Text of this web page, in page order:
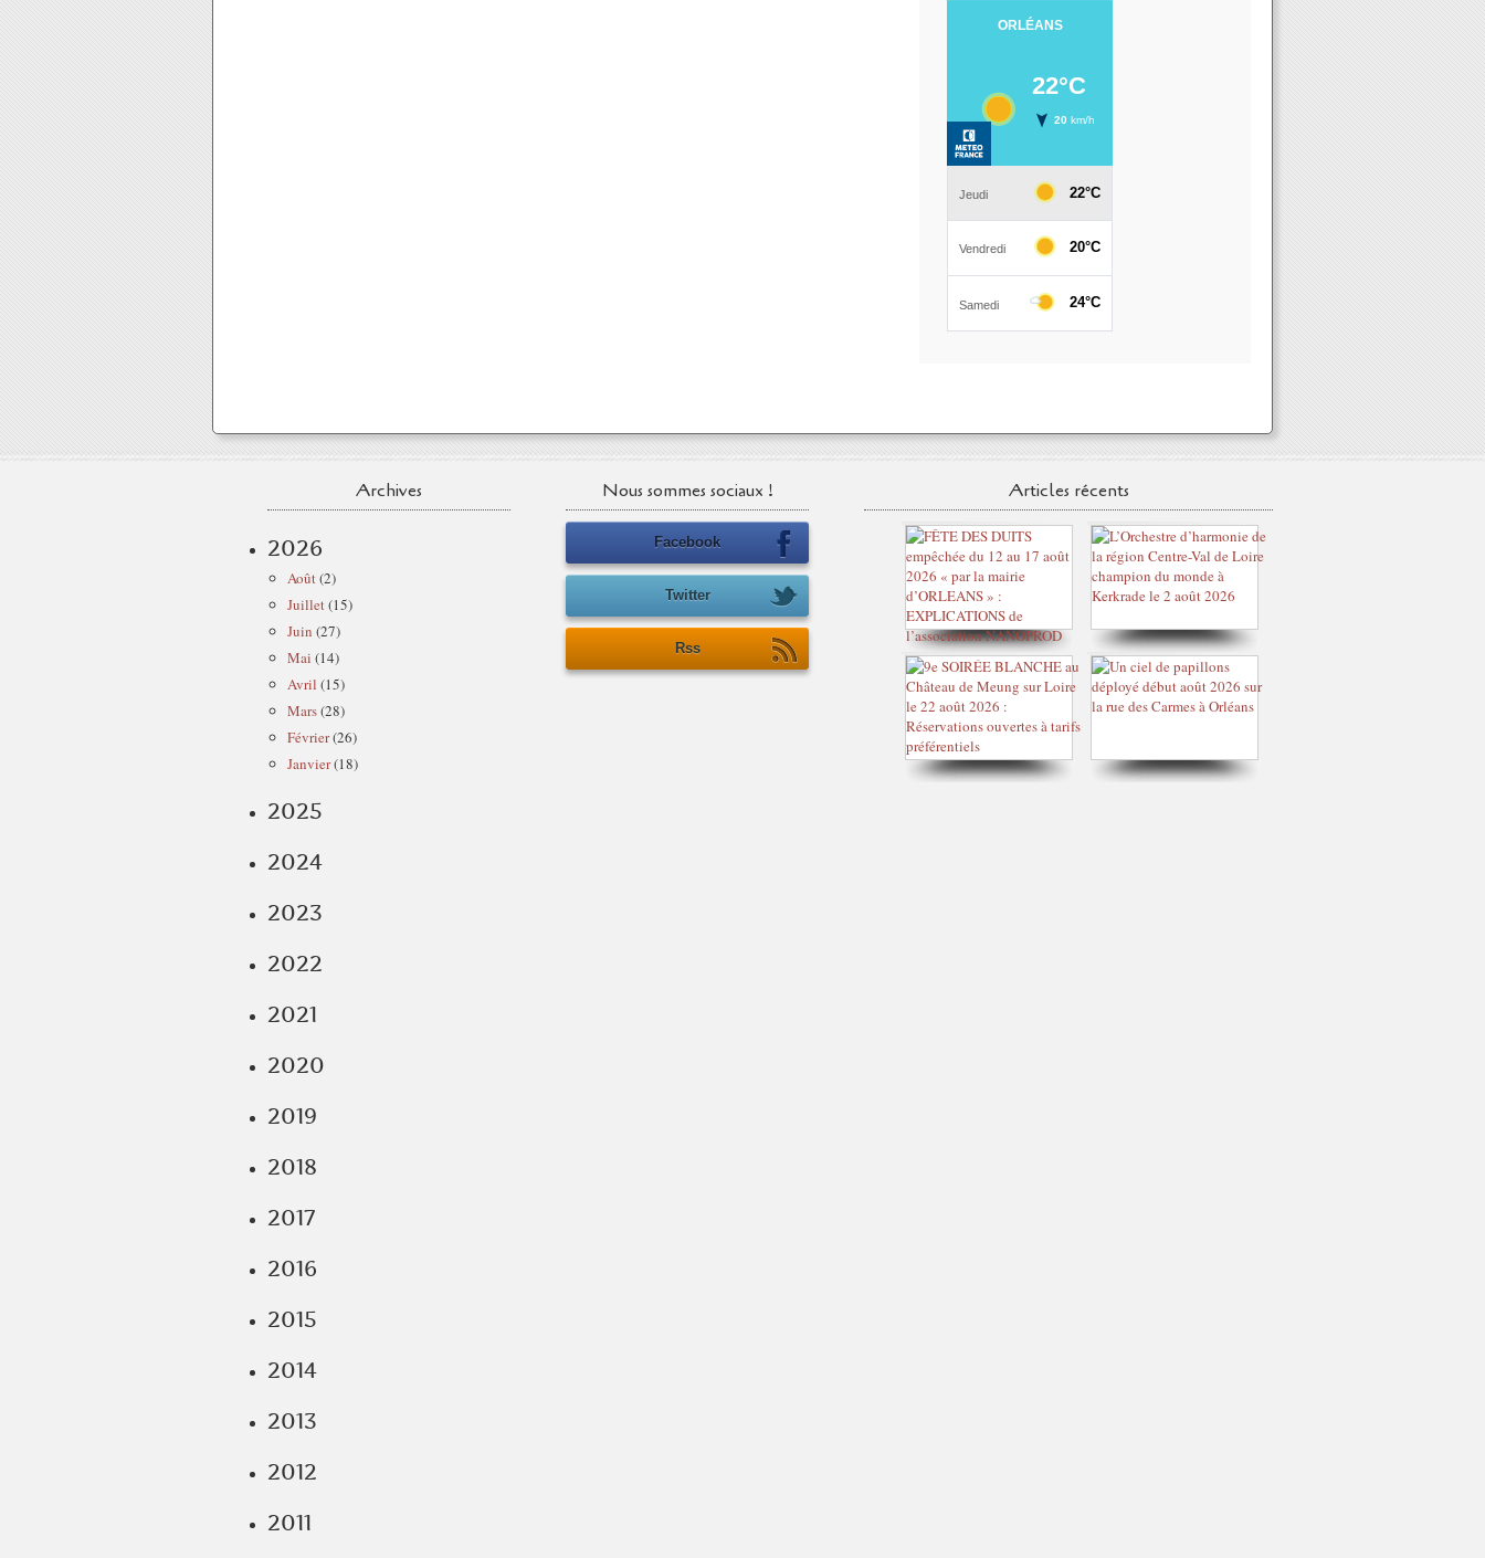
Archives
2026
Août(2)
Juillet(15)
Juin (27)
Mai (14)
Avril (15)
Mars(28)
Février(26)
Janvier(18)
2025
2024
2023
2022
2021
2020
2019
2018
2017
2016
2015
2014
2013
2012
2011
Nous sommes sociaux !
Facebook
Twitter
Rss
Articles récents